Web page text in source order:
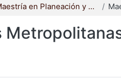
Maestría en Planeación y Políticas Metropolitanas